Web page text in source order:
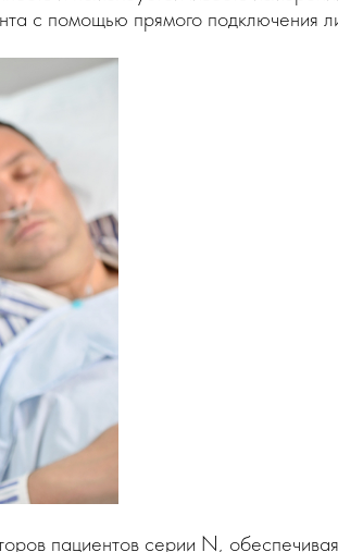
с помощью прямого подключения
пациентов серии N,